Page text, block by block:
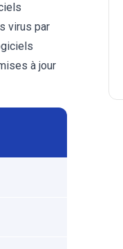
virus par
à jour